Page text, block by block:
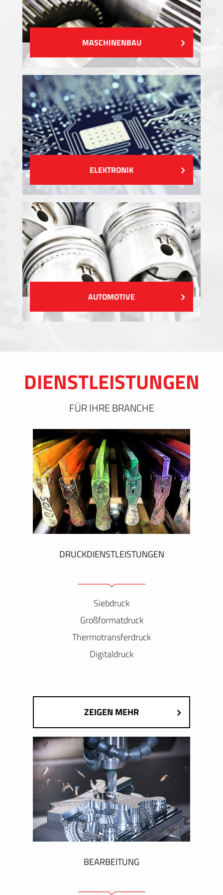
MASCHINENBAU
ELEKTRONIK
AUTOMOTIVE
DIENSTLEISTUNGEN
FÜR IHRE BRANCHE
DRUCKDIENSTLEISTUNGEN
Siebdruck
Großformatdruck
Thermotransferdruck
Digitaldruck
ZEIGEN MEHR
BEARBEITUNG